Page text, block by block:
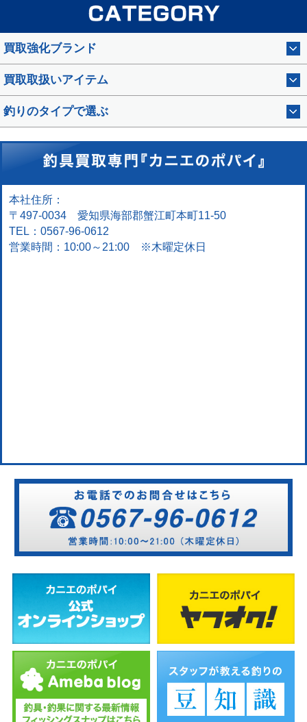
買取強化ブランド
買取取扱いアイテム
釣りのタイプで選ぶ
本社住所：
〒497-0034 愛知県海部郡蟹江町本町11-50
TEL：0567-96-0612
営業時間：10:00～21:00 ※木曜定休日